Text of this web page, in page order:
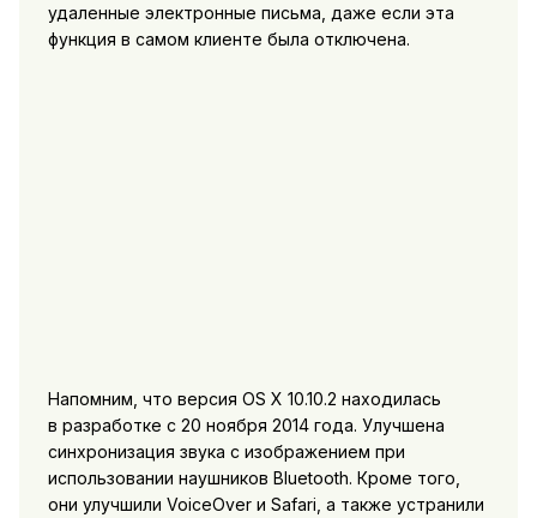
удаленные электронные письма, даже если эта
функция в самом клиенте была отключена.
Напомним, что версия OS X 10.10.2 находилась
в разработке с 20 ноября 2014 года. Улучшена
синхронизация звука с изображением при
использовании наушников Bluetooth. Кроме того,
они улучшили VoiceOver и Safari, а также устранили